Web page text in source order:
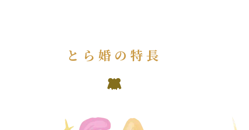
とら婚の特長